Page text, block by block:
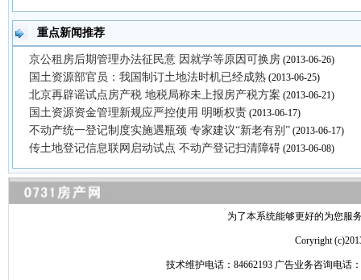
重点新闻推荐
京公租房后期管理办法征民意 因就学等原因可换房 (2013-06-26)
国土资源部官员：我国制订土地法时机已经成熟 (2013-06-25)
北京再辟谣试点房产税 地税局称未上报房产税方案 (2013-06-21)
国土资源资金管理新规应严控使用 明晰权责 (2013-06-17)
不动产统一登记制度实施遇瓶颈 专家建议“新老有别” (2013-06-17)
传土地登记信息联网启动试点 不动产登记扫清障碍 (2013-06-08)
为了本系统能够更好的为您服
Coryright
技术维护电话：84662193 广告业务咨询电话